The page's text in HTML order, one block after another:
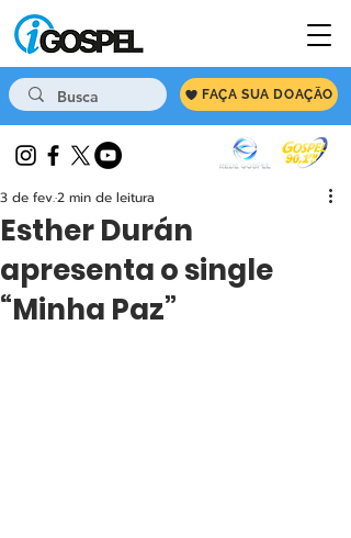
FAÇA SUA DOAÇÃO
Esther Durán
apresenta o single
“Minha Paz”
3 de fev.2 min de leitura